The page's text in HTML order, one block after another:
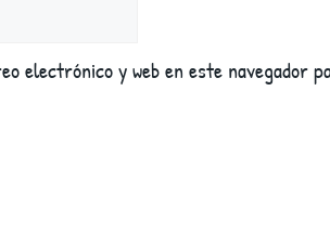
electrónico y web en este navegador